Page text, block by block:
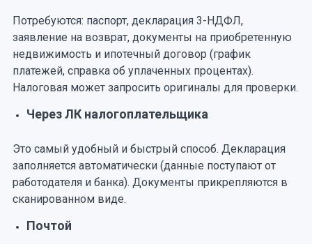
Потребуются: паспорт, декларация 3-НДФЛ,
заявление на возврат, документы на приобретенную
недвижимость и ипотечный договор (график
платежей, справка об уплаченных процентах).
Налоговая может запросить оригиналы для проверки.
Через ЛК налогоплательщика
Это самый удобный и быстрый способ. Декларация
заполняется автоматически (данные поступают от
работодателя и банка). Документы прикрепляются в
сканированном виде.
Почтой